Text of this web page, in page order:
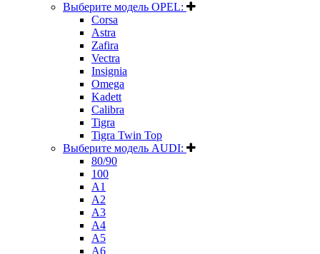
Выберите модель OPEL:
Corsa
Astra
Zafira
Vectra
Insignia
Omega
Kadett
Calibra
Tigra
Tigra Twin Top
Выберите модель AUDI:
80/90
100
A1
A2
A3
A4
A5
A6